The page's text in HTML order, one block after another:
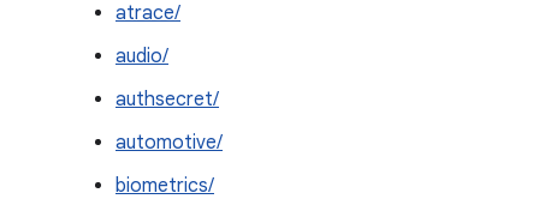
atrace/
audio/
authsecret/
automotive/
biometrics/